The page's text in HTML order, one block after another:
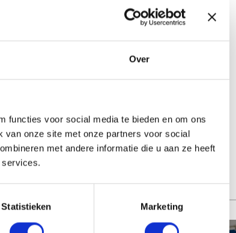
Over
functies voor social media te bieden en om ons
van onze site met onze partners voor social
met andere informatie die u aan ze heeft
Statistieken Marketing
uit
Bram.